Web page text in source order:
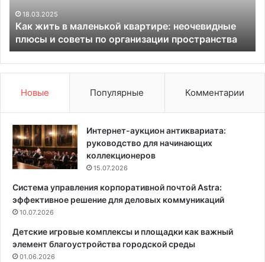
л
е
н
о
й
к
в
а
т
и
р
н
18.03.2025
Как жить в маленькой квартире: неочевидные
плюсы и советы по организации пространства
я
к
Новые Популярные Комментарии
Интернет-аукцион антиквариата:
руководство для начинающих
коллекционеров
15.07.2026
Система управления корпоративной почтой Astra:
эффективное решение для деловых коммуникаций
10.07.2026
Детские игровые комплексы и площадки как важный
элемент благоустройства городской среды
01.06.2026